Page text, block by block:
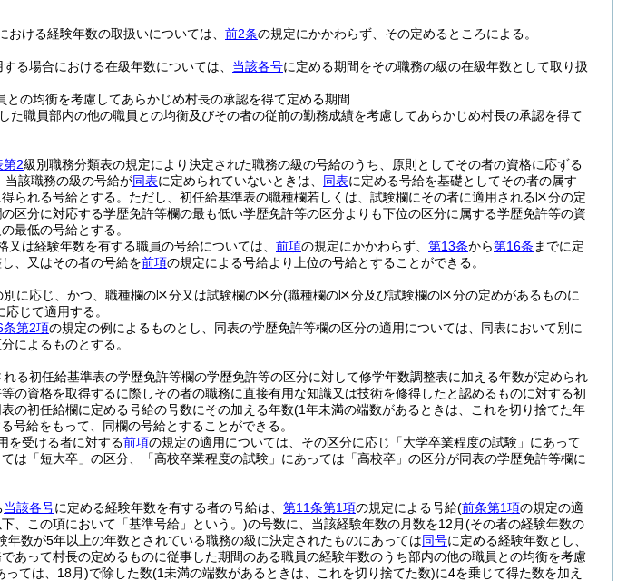
ける経験年数の取扱いについては、 前2条の規定にかかわらず、その定めるところによる。
る場合における在級年数については、 当該各号に定める期間をその職務の級の在級年数として取り扱
の均衡を考慮してあらかじめ村長の承認を得て定める期間
た職員部内の他の職員との均衡及びその者の従前の勤務成績を考慮してあらかじめ村長の承認を得て
第2級別職務分類表の規定により決定された職務の級の号給のうち、原則としてその者の資格に応ずる
当該職務の級の号給が同表に定められていないときは、 同表に定める号給を基礎としてその者の属す
られる号給とする。 ただし、初任給基準表の職種欄若しくは、試験欄にその者に適用される区分の定
区分に対応する学歴免許等欄の最も低い学歴免許等の区分よりも下位の区分に属する学歴免許等の資
最低の号給とする。
は経験年数を有する職員の号給については、 前項の規定にかかわらず、 第13条から第16条 までに定
、又はその者の号給を前項の規定による号給より上位の号給とすることができる。
に応じ、かつ、職種欄の区分又は試験欄の区分(職種欄の区分及び試験欄の区分の定めがあるものに
じて適用する。
条第2項の規定の例によるものとし、同表の学歴免許等欄の区分の適用については、同表において別に
によるものとする。
る初任給基準表の学歴免許等欄の学歴免許等の区分に対して修学年数調整表に加える年数が定められ
の資格を取得するに際しその者の職務に直接有用な知識又は技術を修得したと認めるものに対する初
の初任給欄に定める号給の号数にその加える年数(1年未満の端数があるときは、これを切り捨てた年
号給をもって、同欄の号給とすることができる。
を受ける者に対する前項の規定の適用については、その区分に応じ「大学卒業程度の試験」にあって
は「短大卒」の区分、「高校卒業程度の試験」にあっては「高校卒」の区分が同表の学歴免許等欄に
当該各号に定める経験年数を有する者の号給は、 第11条第1項の規定による号給(前条第1項の規定の適
、この項において「基準号給」という。)の号数に、当該経験年数の月数を12月(その者の経験年数の
年数が5年以上の年数とされている職務の級に決定されたものにあっては同号に定める経験年数とし、
あって村長の定めるものに従事した期間のある職員の経験年数のうち部内の他の職員との均衡を考慮
っては、18月)で除した数(1未満の端数があるときは、これを切り捨てた数)に4を乗じて得た数を加え